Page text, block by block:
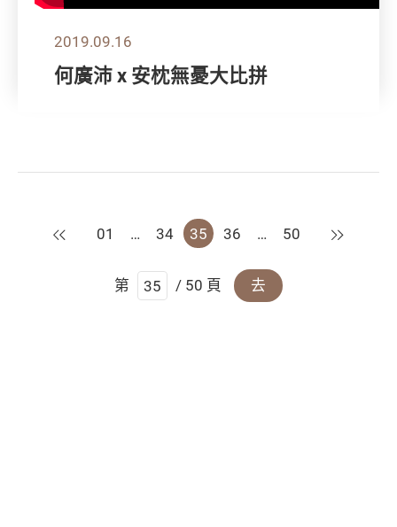
2019.09.16
何廣沛 x 安枕無憂大比拼
上一頁
01 … 34 35 36 … 50 下一頁
第 / 50 頁 去